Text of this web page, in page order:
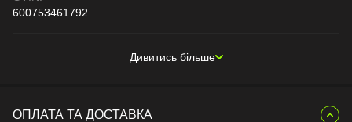
600753461792
Дивитись більше
ОПЛАТА ТА ДОСТАВКА